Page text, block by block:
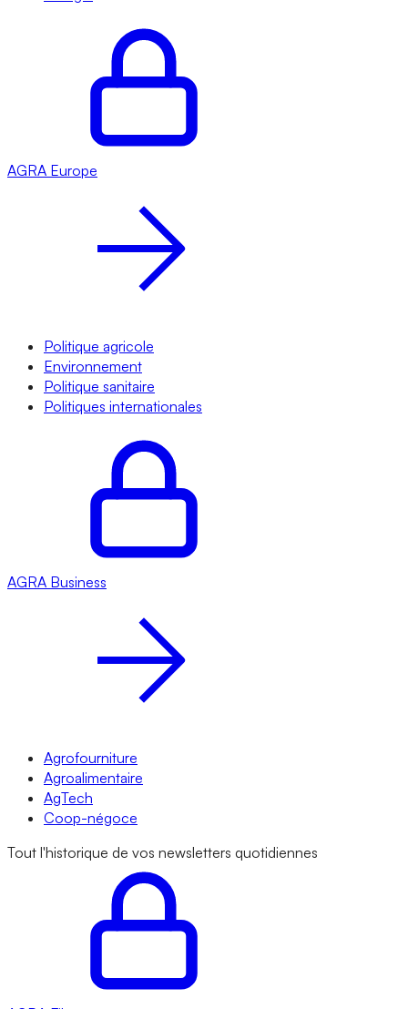
AGRA Europe
Politique agricole
Environnement
Politique sanitaire
Politiques internationales
AGRA Business
Agrofourniture
Agroalimentaire
AgTech
Coop-négoce
Tout l'historique de vos newsletters quotidiennes